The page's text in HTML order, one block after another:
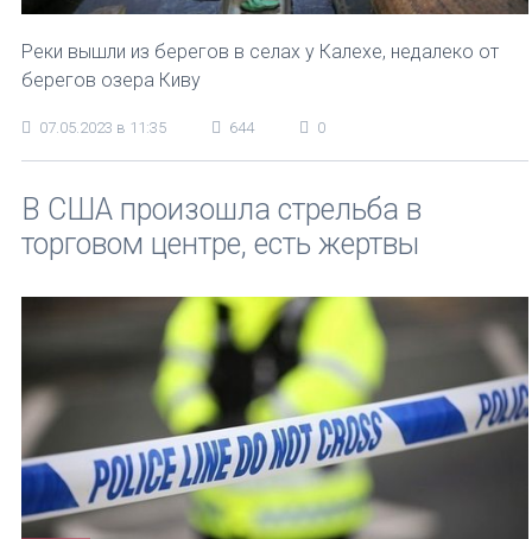
Реки вышли из берегов в селах у Калехе, недалеко от
берегов озера Киву
07.05.2023 в 11:35 644 0
В США произошла стрельба в
торговом центре, есть жертвы